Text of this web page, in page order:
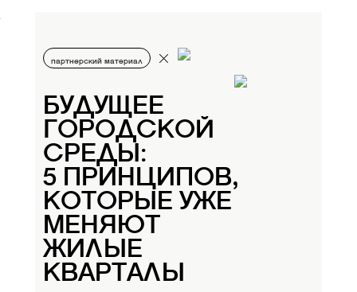
партнерский материал
БУДУЩЕЕ
ГОРОДСКОЙ
СРЕДЫ:
5 ПРИНЦИПОВ,
КОТОРЫЕ УЖЕ
МЕНЯЮТ
ЖИЛЫЕ
КВАРТАЛЫ